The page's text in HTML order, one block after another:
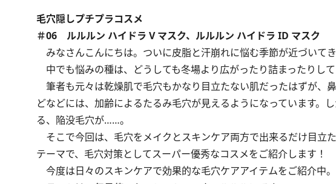
毛穴隠しプチプラコスメ
＃06 ルルルン ハイドラ V マスク、ルルルン ハイドラ ID マスク
みなさんこんにちは。ついに皮脂と汗崩れに悩む季節が近づいてき
中でも悩みの種は、どうしても冬場より広がったり詰まったりし
筆者も元々は乾燥肌で毛穴もかなり目立たない肌だったはずが、
どなどには、加齢によるたるみ毛穴が見えるようになっています。
る、陥没毛穴が……。
そこで今回は、毛穴をメイクとスキンケア両方で出来るだけ目立
テーマで、毛穴対策としてスーパー優秀なコスメをご紹介します！
今度は日々のスキンケアで効果的な毛穴ケアアイテムをご紹介中。